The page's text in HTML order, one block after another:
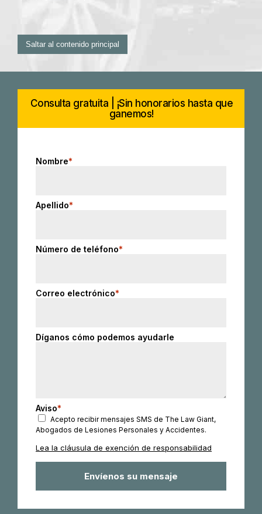
Saltar al contenido principal
Consulta gratuita | ¡Sin honorarios hasta que
ganemos!
Nombre*
Apellido*
Número de teléfono*
Correo electrónico*
Díganos cómo podemos ayudarle
Aviso*
Acepto recibir mensajes SMS de The Law Giant,
Abogados de Lesiones Personales y Accidentes.
Lea la cláusula de exención de responsabilidad